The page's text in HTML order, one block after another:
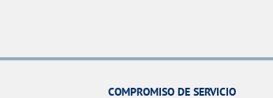
COMPROMISO DE SERVICIO